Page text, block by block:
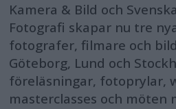
Kamera & Bild och
Fotografi skapar nu tre
fotografer, filmare och
Göteborg, Lund och
föreläsningar, fotoprylar,
masterclasses och möten